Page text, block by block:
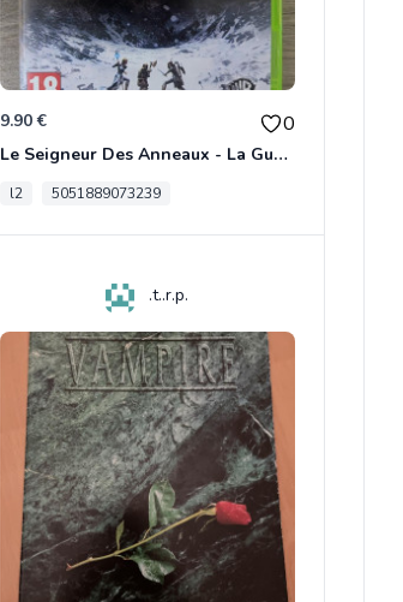
9.90 € 0
Le Seigneur Des Anneaux - La Guerre Du Nord Xbox 360
l2 5051889073239
.t..r.p.